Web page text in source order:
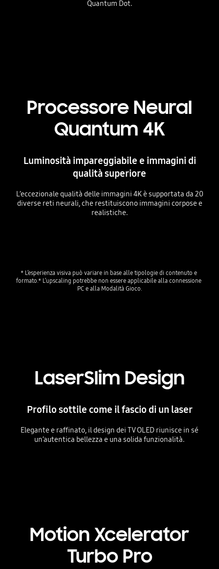
Quantum Dot.
Processore Neural
Quantum 4K
Luminosità impareggiabile e immagini di
qualità superiore
L’eccezionale qualità delle immagini 4K è supportata da 20
diverse reti neurali, che restituiscono immagini corpose e
realistiche.
* L’esperienza visiva può variare in base alle tipologie di contenuto e
formato.* L’upscaling potrebbe non essere applicabile alla connessione
LaserSlim Design
Profilo sottile come il fascio di un laser
Elegante e raffinato, il design dei TV OLED riunisce in sé
un’autentica bellezza e una solida funzionalità.
Motion Xcelerator
Turbo Pro